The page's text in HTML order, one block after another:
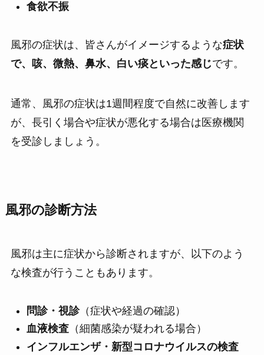
食欲不振
風邪の症状は、皆さんがイメージするような症状
で、咳、微熱、鼻水、白い痰といった感じです。
通常、風邪の症状は1週間程度で自然に改善します
が、長引く場合や症状が悪化する場合は医療機関
を受診しましょう。
風邪の診断方法
風邪は主に症状から診断されますが、以下のよう
な検査が行うこともあります。
問診・視診（症状や経過の確認）
血液検査（細菌感染が疑われる場合）
インフルエンザ・新型コロナウイルスの検査